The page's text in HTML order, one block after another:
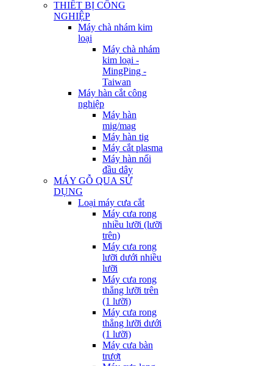
THIẾT BỊ CÔNG
NGHIỆP
Máy chà nhám kim
loại
Máy chà nhám
kim loại -
MingPing -
Taiwan
Máy hàn cắt công
nghiệp
Máy hàn
mig/mag
Máy hàn tig
Máy cắt plasma
Máy hàn nối
đầu dây
MÁY GỖ QUA SỬ
DỤNG
Loại máy cưa cắt
Máy cưa rong
nhiều lưỡi (lưỡi
trên)
Máy cưa rong
lưỡi dưới nhiều
lưỡi
Máy cưa rong
thẳng lưỡi trên
(1 lưỡi)
Máy cưa rong
thẳng lưỡi dưới
(1 lưỡi)
Máy cưa bàn
trượt